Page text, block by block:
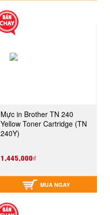
Mực in Brother TN 240
Yellow Toner Cartridge (TN
240Y)
1,445,000₫
MUA NGAY